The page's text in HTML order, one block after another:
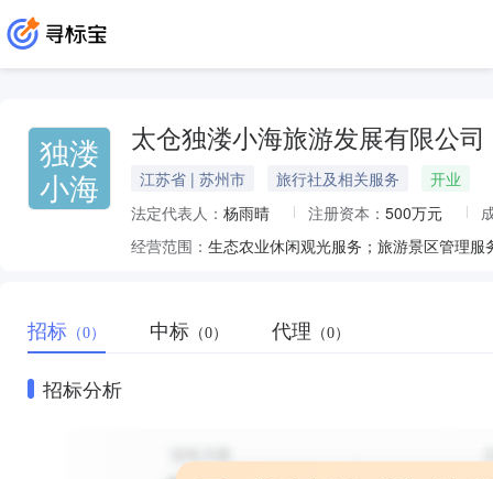
独溇
小海
太仓独溇小海旅游发展有限公司
江苏省 | 苏州市 旅行社及相关服务
开业
法定代表人： 杨雨晴 注册资本： 500万元
经营范围：
招标 （0） 中标 （0） 代理 （0）
招标分析